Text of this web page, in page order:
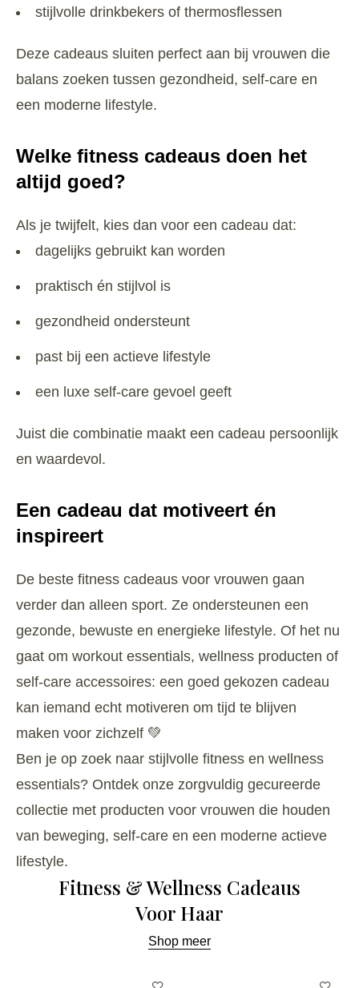
stijlvolle drinkbekers of thermosflessen
Deze cadeaus sluiten perfect aan bij vrouwen die
balans zoeken tussen gezondheid, self-care en
een moderne lifestyle.
Welke fitness cadeaus doen het
altijd goed?
Als je twijfelt, kies dan voor een cadeau dat:
dagelijks gebruikt kan worden
praktisch én stijlvol is
gezondheid ondersteunt
past bij een actieve lifestyle
een luxe self-care gevoel geeft
Juist die combinatie maakt een cadeau persoonlijk
en waardevol.
Een cadeau dat motiveert én
inspireert
De beste fitness cadeaus voor vrouwen gaan
verder dan alleen sport. Ze ondersteunen een
gezonde, bewuste en energieke lifestyle. Of het nu
gaat om workout essentials, wellness producten of
self-care accessoires: een goed gekozen cadeau
kan iemand echt motiveren om tijd te blijven
maken voor zichzelf 💚
Ben je op zoek naar stijlvolle fitness en wellness
essentials? Ontdek onze zorgvuldig gecureerde
collectie met producten voor vrouwen die houden
van beweging, self-care en een moderne actieve
lifestyle.
Fitness & Wellness Cadeaus
Voor Haar
Shop meer